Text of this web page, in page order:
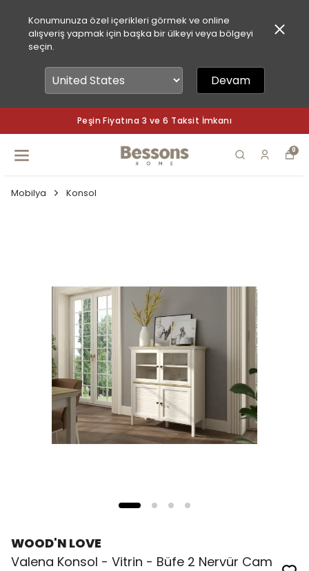
Konumunuza özel içerikleri görmek ve online
alışveriş yapmak için başka bir ülkeyi veya bölgeyi
seçin.
Devam
Peşin Fiyatına 3 ve 6 Taksit İmkanı
0
Mobilya Konsol
WOOD'N LOVE
Valena Konsol - Vitrin - Büfe 2 Nervür Cam